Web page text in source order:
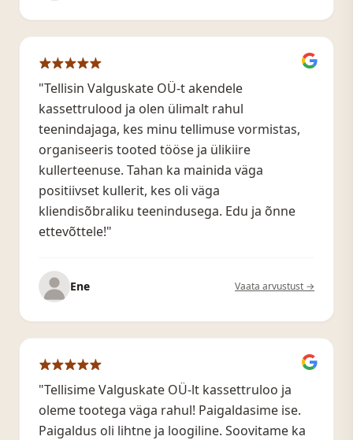
"Tellisin Valguskate OÜ-t akendele
kassettrulood ja olen ülimalt rahul
teenindajaga, kes minu tellimuse vormistas,
organiseeris tooted tööse ja ülikiire
kullerteenuse. Tahan ka mainida väga
positiivset kullerit, kes oli väga
kliendisõbraliku teenindusega. Edu ja õnne
ettevõttele!"
Ene Vaata arvustust →
"Tellisime Valguskate OÜ-lt kassettruloo ja
oleme tootega väga rahul! Paigaldasime ise.
Paigaldus oli lihtne ja loogiline. Soovitame ka